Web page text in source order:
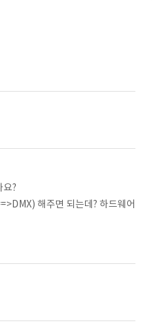
요?
해주면 되는데? 하드웨어